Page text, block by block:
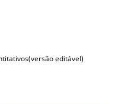
(versão editável)